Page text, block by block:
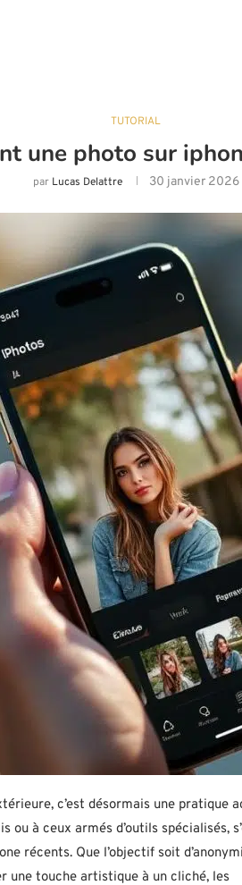
TUTORIAL
une photo sur
par Lucas Delattre 30 janvier 2026
c’est désormais une pratique
à ceux armés d’outils spécialisés,
récents. Que l’objectif soit
une touche artistique à un cliché, les